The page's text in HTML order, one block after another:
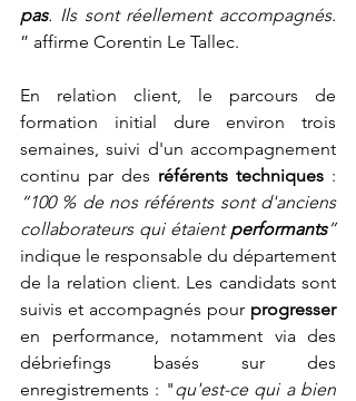
pas
” affirme Corentin Le Tallec.
En relation client, le parcours de
formation initial dure environ trois
semaines, suivi d'un accompagnement
continu par des référents techniques
“100 % de nos référents sont d'anciens
collaborateurs qui étaient performants ”
indique le responsable du département
de la relation client. Les candidats sont
suivis et accompagnés pour
progresser
en performance, notamment via des
débriefings basés sur des
enregistrements : "qu'est-ce qui a bien